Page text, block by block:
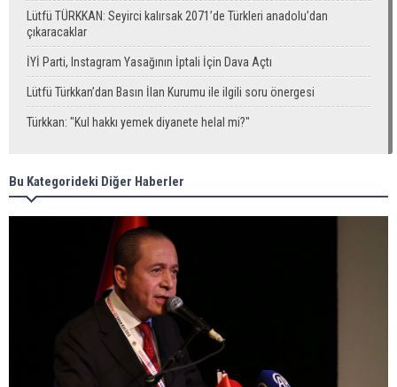
Lütfü TÜRKKAN: Seyirci kalırsak 2071’de Türkleri anadolu’dan
çıkaracaklar
İYİ Parti, Instagram Yasağının İptali İçin Dava Açtı
Lütfü Türkkan’dan Basın İlan Kurumu ile ilgili soru önergesi
Türkkan: "Kul hakkı yemek diyanete helal mi?"
Bu Kategorideki Diğer Haberler